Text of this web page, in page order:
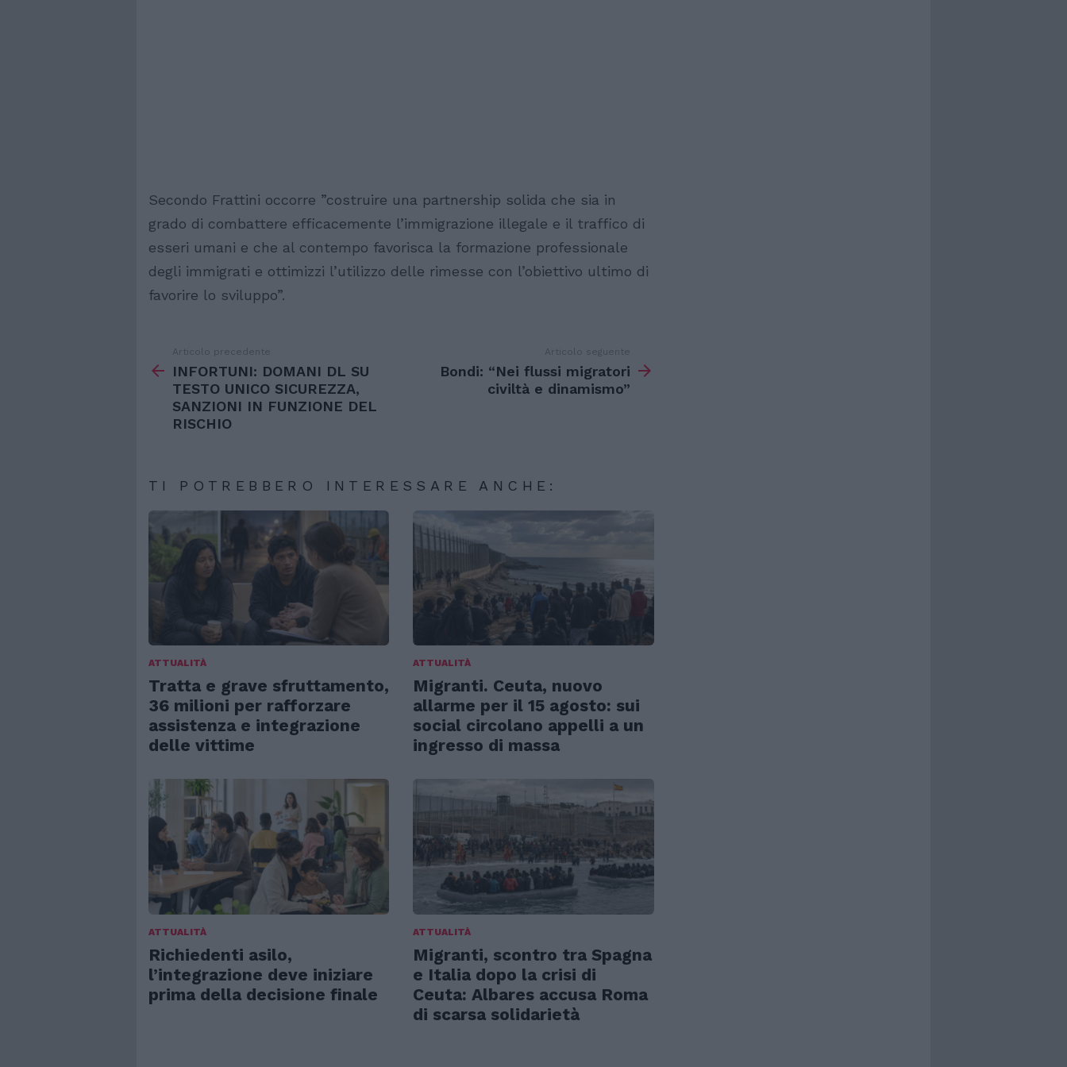
Secondo Frattini occorre ”costruire una partnership solida che sia in
grado di combattere efficacemente l’immigrazione illegale e il traffico di
esseri umani e che al contempo favorisca la formazione professionale
degli immigrati e ottimizzi l’utilizzo delle rimesse con l’obiettivo ultimo di
favorire lo sviluppo”.
di
Articolo precedente
INFORTUNI: DOMANI DL SU
TESTO UNICO SICUREZZA,
SANZIONI IN FUNZIONE DEL
RISCHIO
Articolo seguente
Bondi: “Nei flussi migratori
civiltà e dinamismo”
TI POTREBBERO INTERESSARE ANCHE:
ATTUALITÀ
Tratta e grave sfruttamento,
36 milioni per rafforzare
assistenza e integrazione
delle vittime
ATTUALITÀ
Migranti. Ceuta, nuovo
allarme per il 15 agosto: sui
social circolano appelli a un
ingresso di massa
ATTUALITÀ
Richiedenti asilo,
l’integrazione deve iniziare
prima della decisione finale
ATTUALITÀ
Migranti, scontro tra Spagna
e Italia dopo la crisi di
Ceuta: Albares accusa Roma
di scarsa solidarietà